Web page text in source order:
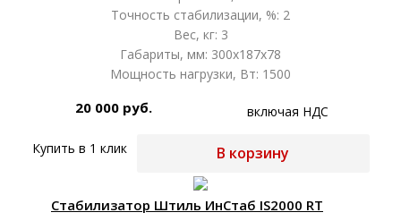
Точность стабилизации, %: 2
Вес, кг: 3
Габариты, мм: 300х187х78
Мощность нагрузки, Вт: 1500
20 000 руб. включая НДС
Купить в 1 клик В корзину
Стабилизатор Штиль ИнСтаб IS2000 RT